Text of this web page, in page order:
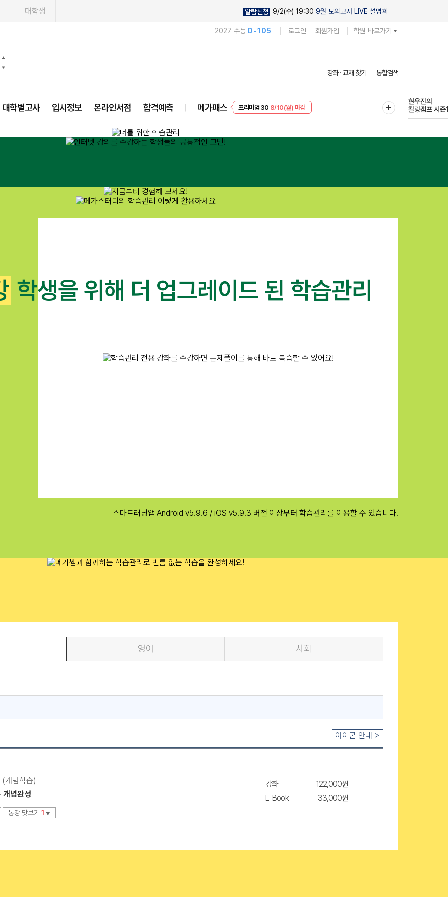
대학생 알람신청 9/2(수) 19:30 9월 모의고사 LIVE 설명회
2027 수능 D-105 로그인 회원가입 학원 바로가기
메가스터디
강좌 · 교재 찾기 통합검색
대학별고사 입시정보 온라인서점 합격예측 메가패스
프리미엄 30 8/10(월) 마감
현우진의
킬링캠프 시즌
실전 모의고사
학생을 위해 더 업그레이드 된 학습관리
- 스마트러닝앱 Android v5.9.6 / iOS v5.9.3 버전 이상부터 학습관리를 이용할 수 있습니다.
영어 사회
아이콘 안내 >
개념학습)
념완성
통강 맛보기 1 ▼
강좌
122,000원
E-Book
33,000원